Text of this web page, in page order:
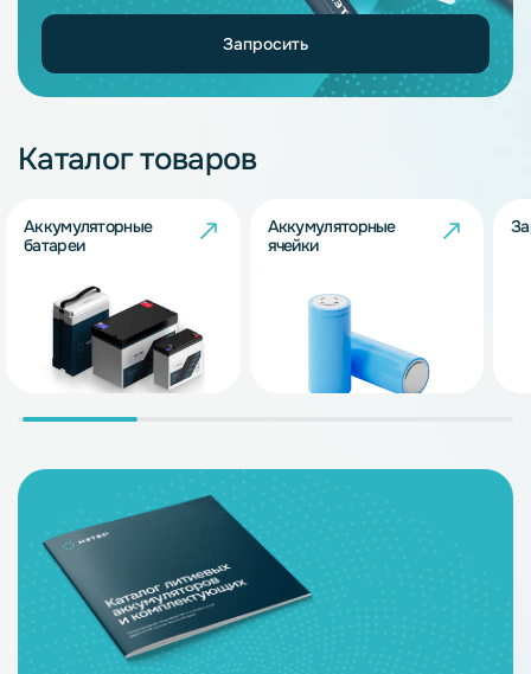
Запросить
Каталог товаров
Аккумуляторные
батареи
Аккумуляторные
ячейки